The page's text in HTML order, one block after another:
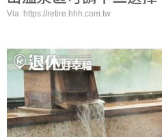
Via https://retire.hhh.com.tw